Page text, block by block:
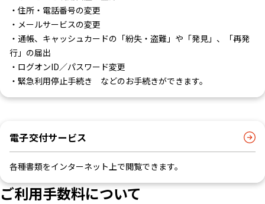
・住所・電話番号の変更
・メールサービスの変更
・通帳、キャッシュカードの「紛失・盗難」や「発見」、「再発
行」の届出
・ログオンID／パスワード変更
・緊急利用停止手続き などのお手続きができます。
電子交付サービス
各種書類をインターネット上で閲覧できます。
ご利用手数料について